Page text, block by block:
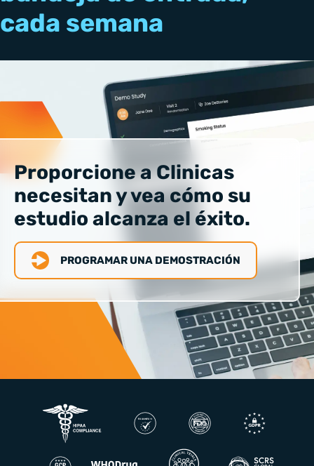
cada semana
Proporcione a Clinicas
necesitan y vea cómo su
estudio alcanza el éxito.
PROGRAMAR UNA DEMOSTRACIÓN